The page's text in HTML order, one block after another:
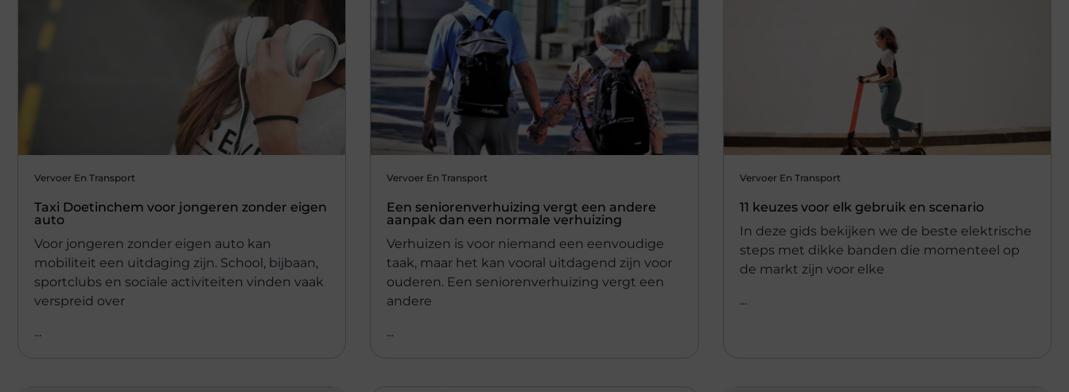
Vervoer En Transport
Taxi Doetinchem voor jongeren zonder eigen
auto
Voor jongeren zonder eigen auto kan
mobiliteit een uitdaging zijn. School, bijbaan,
sportclubs en sociale activiteiten vinden vaak
verspreid over
...
Vervoer En Transport
Een seniorenverhuizing vergt een andere
aanpak dan een normale verhuizing
Verhuizen is voor niemand een eenvoudige
taak, maar het kan vooral uitdagend zijn voor
ouderen. Een seniorenverhuizing vergt een
andere
...
Vervoer En Transport
11 keuzes voor elk gebruik en scenario
In deze gids bekijken we de beste elektrische
steps met dikke banden die momenteel op
de markt zijn voor elke
...